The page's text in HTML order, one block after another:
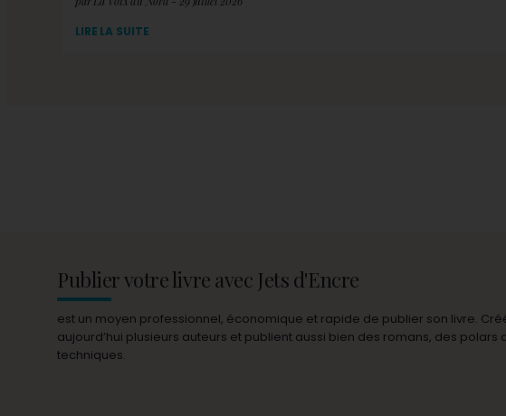
LIRE LA SUITE
Publier votre livre avec Jets d'Encre
est un moyen professionnel, économique et rapide de publier son livre.
aujourd’hui plusieurs auteurs et publient aussi bien des romans, des
techniques.